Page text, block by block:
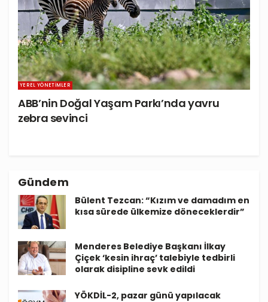
YEREL YÖNETIMLER
ABB’nin Doğal Yaşam Parkı’nda yavru
zebra sevinci
Gündem
Bülent Tezcan: “Kızım ve damadım en
kısa sürede ülkemize döneceklerdir”
Menderes Belediye Başkanı İlkay
Çiçek ‘kesin ihraç’ talebiyle tedbirli
olarak disipline sevk edildi
YÖKDİL-2, pazar günü yapılacak